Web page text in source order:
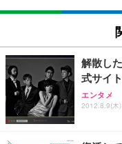
SIHOO
ュチェア
￥27,999
Sezlife
ワーク チ
能 人間
EIZO ビ
￥
【純正品
フック付
Amazon
x2袋(84
￥3,234
ネオ・ル
り 単品
解散し
式サイ
エンタメ
2012.8.9(木